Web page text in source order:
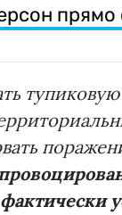
прямо